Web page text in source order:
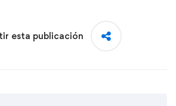
esta publicación